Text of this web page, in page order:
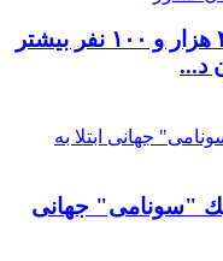
آمار قربانيان كرونا در ايران از ۴۹۶ هزار و ۱۰۰ نفر بيشتر
د...
"سونامی" جهانی